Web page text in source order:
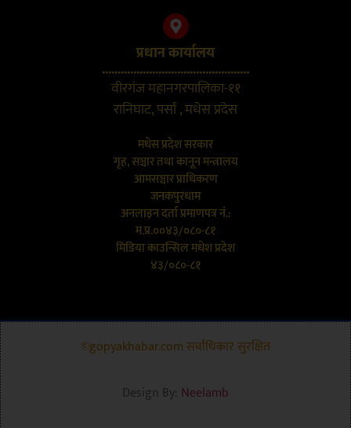
प्रधान कार्यालय
...............................................
वीरगंज महानगरपालिका-११
रानिघाट, पर्सा , मधेस प्रदेस
मधेस प्रदेश सरकार
गृह, सञ्चार तथा कानून मन्त्रालय
आमसञ्चार प्राधिकरण
जनकपुरधाम
अनलाइन दर्ता प्रमाणपत्र नं.:
म.प्र.००४३/०८०-८१
मिडिया काउन्सिल मधेश प्रदेश
४३/०८०-८१
©gopyakhabar.com सर्वाधिकार सुरक्षित
Design By: Neelamb